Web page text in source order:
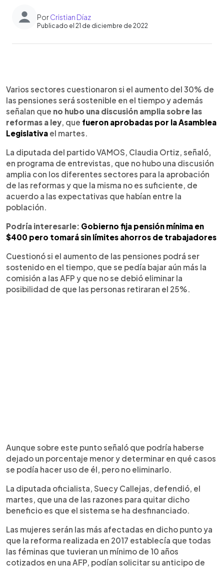
PorCristian Díaz
Publicado el 21 de diciembre de 2022
Escuchar artículo
Varios sectores cuestionaron si el aumento del 30% de
las pensiones será sostenible en el tiempo y además
señalan que no hubo una discusión amplia sobre las
reformas a ley, que fueron aprobadas por la Asamblea
Legislativa el martes.
La diputada del partido VAMOS, Claudia Ortiz, señaló,
en programa de entrevistas, que no hubo una discusión
amplia con los diferentes sectores para la aprobación
de las reformas y que la misma no es suficiente, de
acuerdo a las expectativas que habían entre la
población.
Podría interesarle: Gobierno fija pensión mínima en
$400 pero tomará sin límites ahorros de trabajadores
Cuestionó si el aumento de las pensiones podrá ser
sostenido en el tiempo, que se pedía bajar aún más la
comisión a las AFP y que no se debió eliminar la
posibilidad de que las personas retiraran el 25%.
Aunque sobre este punto señaló que podría haberse
dejado un porcentaje menor y determinar en qué casos
se podía hacer uso de él, pero no eliminarlo.
La diputada oficialista, Suecy Callejas, defendió, el
martes, que una de las razones para quitar dicho
beneficio es que el sistema se ha desfinanciado.
Las mujeres serán las más afectadas en dicho punto ya
que la reforma realizada en 2017 establecía que todas
las féminas que tuvieran un mínimo de 10 años
cotizados en una AFP, podían solicitar su anticipo de